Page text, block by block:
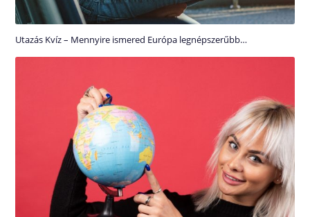
Utazás Kvíz – Mennyire ismered Európa legnépszerűbb…